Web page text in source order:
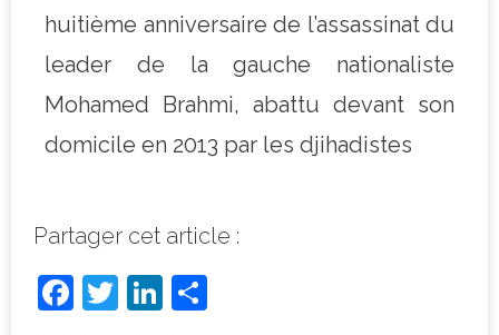
huitième anniversaire de l’assassinat du
leader de la gauche nationaliste
Mohamed Brahmi, abattu devant son
domicile en 2013 par les djihadistes
Partager cet article :
F
T
Li